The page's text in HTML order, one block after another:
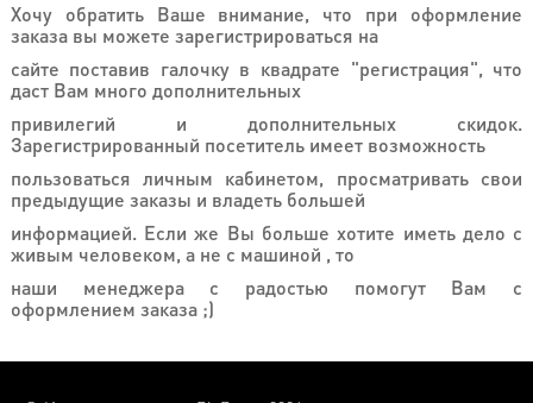
Хиты
продаж
Хочу обратить Ваше внимание, что при оформление
заказа вы можете зарегистрироваться на
сайте поставив галочку в квадрате "регистрация", что
даст Вам много дополнительных
привилегий и дополнительных скидок.
Зарегистрированный посетитель имеет возможность
пользоваться личным кабинетом, просматривать свои
предыдущие заказы и владеть большей
информацией. Если же Вы больше хотите иметь дело с
живым человеком, а не с машиной , то
наши менеджера с радостью помогут Вам с
оформлением заказа ;)